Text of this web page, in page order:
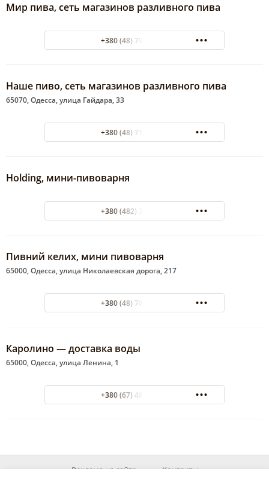
Мир пива, сеть магазинов разливного пива
+380 (48) 794-55-32
Наше пиво, сеть магазинов разливного пива
65070, Одесса, улица Гайдара, 33
+380 (48) 711-64-86
Holding, мини-пивоварня
+380 (482) 30-41-77
Пивний келих, мини пивоварня
65000, Одесса, улица Николаевская дорога, 217
+380 (48) 789-09-13
Каролино — доставка воды
65000, Одесса, улица Ленина, 1
+380 (67) 481-87-67
Реклама на сайте Контакты